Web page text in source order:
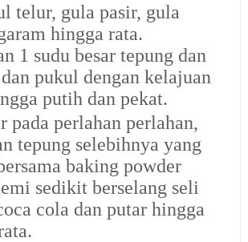
telur, gula pasir, gula
hingga rata.
1 sudu besar tepung dan
pukul dengan kelajuan
putih dan pekat.
pada perlahan perlahan,
tepung selebihnya yang
baking powder
sedikit berselang seli
cola dan putar hingga